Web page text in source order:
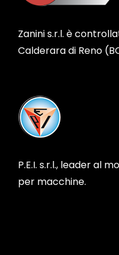
Zanini s.r.l. è
Calderara di Reno
P.E.I. s.r.l., leader al
per macchine.